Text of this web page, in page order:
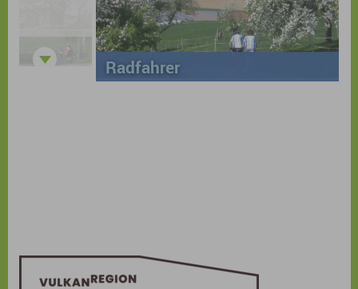
Radfahrer